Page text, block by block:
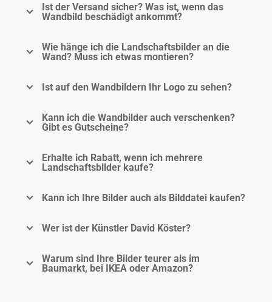
Ist der Versand sicher? Was ist, wenn das
Wandbild beschädigt ankommt?
Wie hänge ich die Landschaftsbilder an die
Wand? Muss ich etwas montieren?
Ist auf den Wandbildern Ihr Logo zu sehen?
Kann ich die Wandbilder auch verschenken?
Gibt es Gutscheine?
Erhalte ich Rabatt, wenn ich mehrere
Landschaftsbilder kaufe?
Kann ich Ihre Bilder auch als Bilddatei kaufen?
Wer ist der Künstler David Köster?
Warum sind Ihre Bilder teurer als im
Baumarkt, bei IKEA oder Amazon?